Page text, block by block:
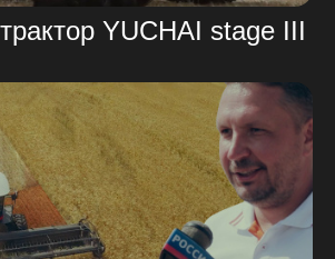
YUCHAI stage III